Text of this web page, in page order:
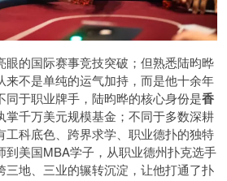
眼的国际赛事竞技突破；但熟悉陆昀晔
来不是单纯的运气加持，而是他十余年
同于职业牌手，陆昀晔的核心身份是香
掌千万美元规模基金；不同于多数深耕
工科底色、跨界求学、职业德扑的独特
到美国MBA学子，从职业德州扑克选手
三地、三业的辗转沉淀，让他打通了扑